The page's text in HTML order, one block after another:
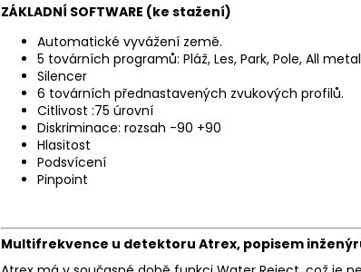
ZÁKLADNÍ SOFTWARE (ke stažení)
Automatické vyvážení země.
5 továrních programů: Pláž, Les, Park, Pole, All metal
Silencer
6 továrních přednastavených zvukových profilů.
Citlivost :75 úrovní
Diskriminace: rozsah -90 +90
Hlasitost
Podsvícení
Pinpoint
Multifrekvence u detektoru Atrex, popisem